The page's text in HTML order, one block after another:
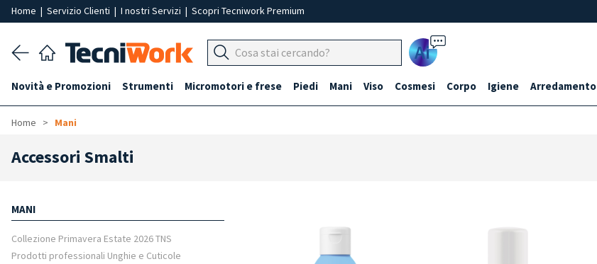
Home | Servizio Clienti | I nostri Servizi | Scopri Tecniwork Premium
Ai
Novità e Promozioni Strumenti Micromotori e frese Piedi Mani Viso Cosmesi Corpo Igiene Arredamento
Home Mani
Accessori Smalti
MANI
Collezione Primavera Estate 2026 TNS
Prodotti professionali Unghie e Cuticole